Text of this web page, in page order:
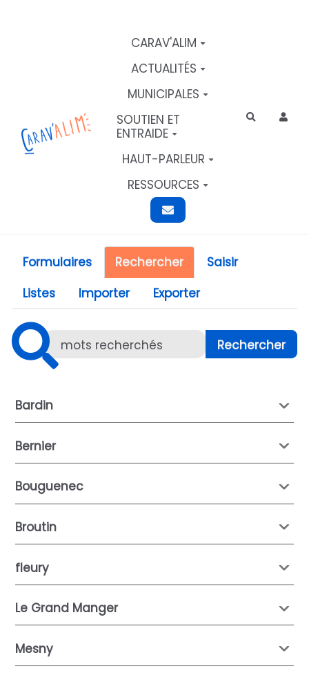
CARAV'ALIM
ACTUALITÉS
MUNICIPALES
SOUTIEN ET
ENTRAIDE
HAUT-PARLEUR
RESSOURCES
Rechercher
Formulaires Rechercher
Saisir
Listes
Importer Exporter
Bardin
Bernier
Bouguenec
Broutin
fleury
Le Grand Manger
Mesny